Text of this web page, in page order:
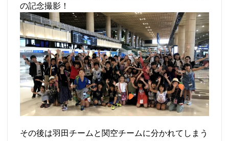
の記念撮影！
その後は羽田チームと関空チームに分かれてしまう